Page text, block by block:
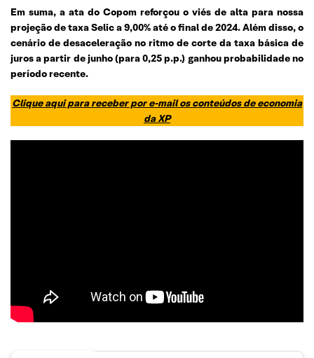
Em suma, a ata do Copom reforçou o viés de alta para nossa
projeção de taxa Selic a 9,00% até o final de 2024. Além disso, o
cenário de desaceleração no ritmo de corte da taxa básica de
juros a partir de junho (para 0,25 p.p.) ganhou probabilidade no
período recente.
Clique aqui para receber por e-mail os conteúdos de economia
da XP